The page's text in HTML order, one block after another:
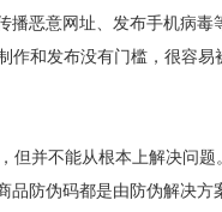
恶意网址、发布手机病
和发布没有门槛，很容
并不能从根本上解决问
防伪码都是由防伪解决